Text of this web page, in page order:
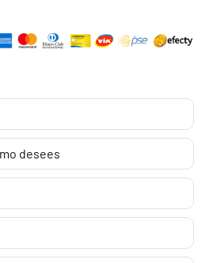
desees